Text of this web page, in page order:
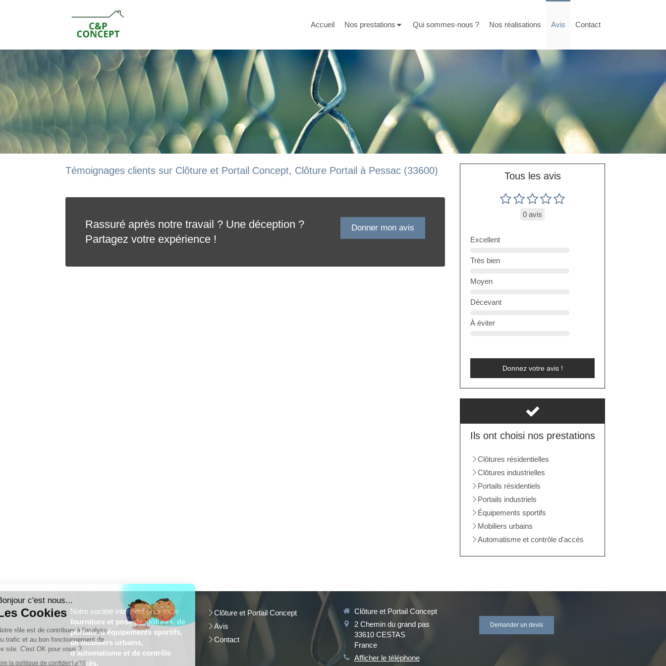
Accueil Nos prestations Qui sommes-nous ? Nos réalisations Avis Contact
Témoignages clients sur Clôture et Portail Concept, Clôture Portail à Pessac (33600)
Rassuré après notre travail ? Une déception ?
Partagez votre expérience !
Donner mon avis
Tous les avis
0 avis
Excellent
Très bien
Moyen
Décevant
À éviter
Donnez votre avis !
Ils ont choisi nos prestations
Clôtures résidentielles
Clôtures industrielles
Portails résidentiels
Portails industriels
Équipements sportifs
Mobiliers urbains
Automatisme et contrôle d'accès
Notre société intervient pour toute
fourniture et pose de clôtures, de
portails, d'équipements sportifs,
de mobiliers urbains,
d'automatisme et de contrôle
d'accès.
Clôture et Portail Concept
Avis
Contact
Clôture et Portail Concept
2 Chemin du grand pas
33610 CESTAS
France
Afficher le téléphone
Demander un devis
Bonjour c'est nous...
Les Cookies
Notre rôle est de contribuer à l'analyse
du trafic et au bon fonctionnement de
ce site. C'est OK pour vous ?
Lire la politique de confidentialité